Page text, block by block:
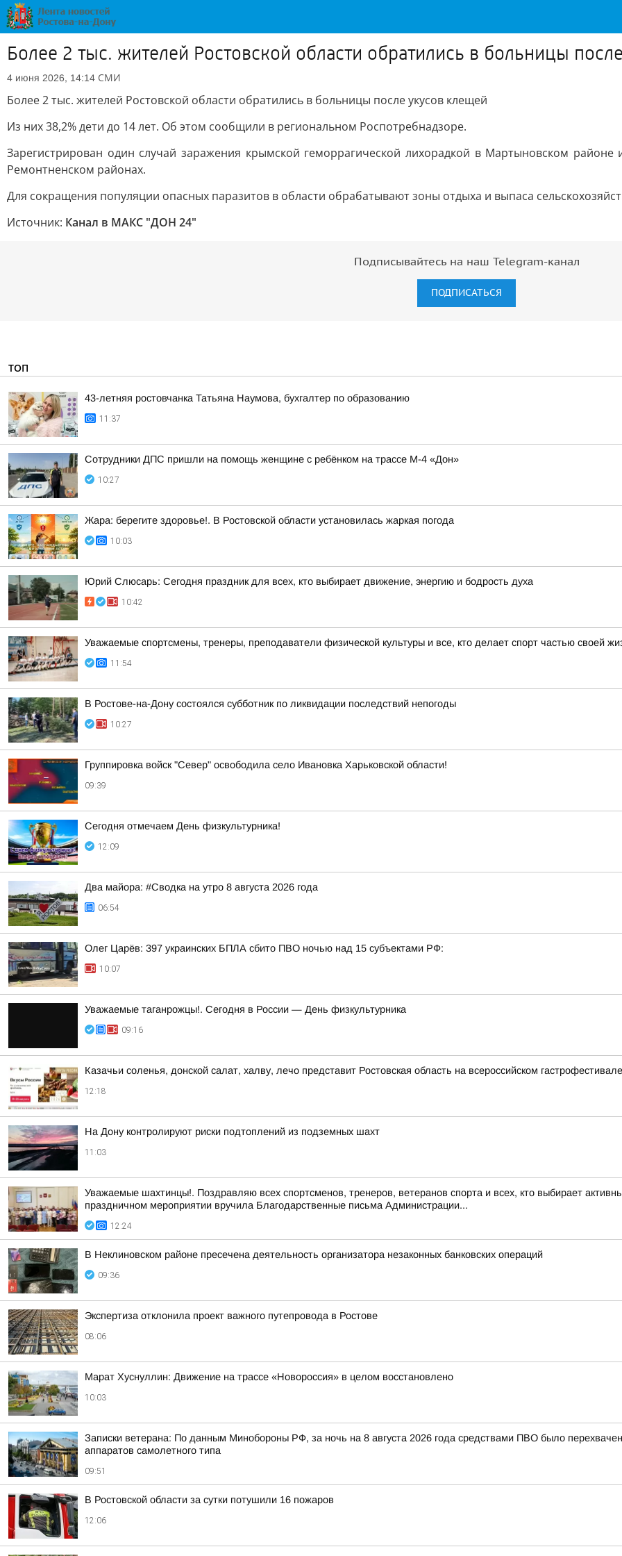
Более 2 тыс. жителей Ростовской области обратились в больницы
4 июня 2026, 14:14 СМИ
Более 2 тыс. жителей Ростовской области обратились в больницы после укусов клещей
Из них 38,2% дети до 14 лет. Об этом сообщили в региональном Роспотребнадзоре.
Зарегистрирован один случай заражения крымской геморрагической лихорадкой в Мартыновском
Ремонтненском районах.
Для сокращения популяции опасных паразитов в области обрабатывают зоны отдыха и выпаса
Источник: Канал в МАКС "ДОН 24"
Подписывайтесь на наш Telegram-канал
ПОДПИСАТЬСЯ
ТОП
43-летняя ростовчанка Татьяна Наумова, бухгалтер по образованию
11:37
Сотрудники ДПС пришли на помощь женщине с ребёнком на трассе М-4 «Дон»
10:27
Жара: берегите здоровье!. В Ростовской области установилась жаркая погода
10:03
Юрий Слюсарь: Сегодня праздник для всех, кто выбирает движение, энергию и бодрость духа
10:42
Уважаемые спортсмены, тренеры, преподаватели физической культуры и все, кто делает спорт частью своей
11:54
В Ростове-на-Дону состоялся субботник по ликвидации последствий непогоды
10:27
Группировка войск "Север" освободила село Ивановка Харьковской области!
09:39
Сегодня отмечаем День физкультурника!
12:09
Два майора: #Сводка на утро 8 августа 2026 года
06:54
Олег Царёв: 397 украинских БПЛА сбито ПВО ночью над 15 субъектами РФ:
10:07
Уважаемые таганрожцы!. Сегодня в России — День физкультурника
09:16
Казачьи соленья, донской салат, халву, лечо представит Ростовская область на всероссийском гастрофестивале
12:18
На Дону контролируют риски подтоплений из подземных шахт
11:03
Уважаемые шахтинцы!. Поздравляю всех спортсменов, тренеров, ветеранов спорта и всех, кто выбирает
праздничном мероприятии вручила Благодарственные письма Администрации...
12:24
В Неклиновском районе пресечена деятельность организатора незаконных банковских операций
09:36
Экспертиза отклонила проект важного путепровода в Ростове
08:06
Марат Хуснуллин: Движение на трассе «Новороссия» в целом восстановлено
10:03
Записки ветерана: По данным Минобороны РФ, за ночь на 8 августа 2026 года средствами ПВО было
аппаратов самолетного типа
09:51
В Ростовской области за сутки потушили 16 пожаров
12:06